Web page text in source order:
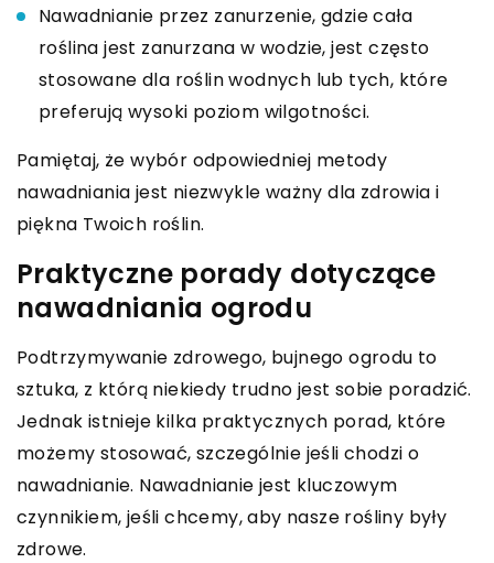
Nawadnianie przez zanurzenie, gdzie cała
roślina jest zanurzana w wodzie, jest często
stosowane dla roślin wodnych lub tych, które
preferują wysoki poziom wilgotności.
Pamiętaj, że wybór odpowiedniej metody
nawadniania jest niezwykle ważny dla zdrowia i
piękna Twoich roślin.
Praktyczne porady dotyczące
nawadniania ogrodu
Podtrzymywanie zdrowego, bujnego ogrodu to
sztuka, z którą niekiedy trudno jest sobie poradzić.
Jednak istnieje kilka praktycznych porad, które
możemy stosować, szczególnie jeśli chodzi o
nawadnianie. Nawadnianie jest kluczowym
czynnikiem, jeśli chcemy, aby nasze rośliny były
zdrowe.